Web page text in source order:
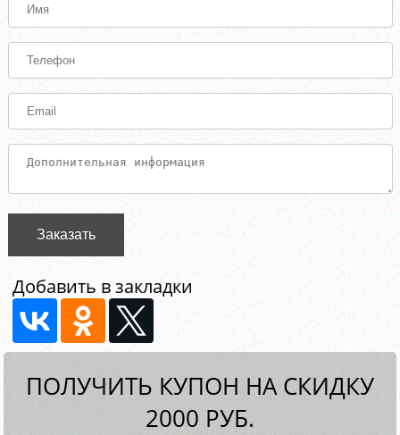
Заказать
Добавить в закладки
ПОЛУЧИТЬ КУПОН НА СКИДКУ
2000 РУБ.